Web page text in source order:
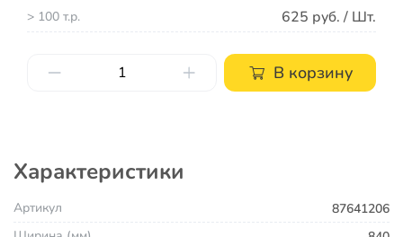
> 100 т.р. 625 руб. / Шт.
В корзину
Характеристики
Артикул
87641206